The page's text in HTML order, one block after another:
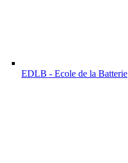
EDLB - Ecole de la Batterie